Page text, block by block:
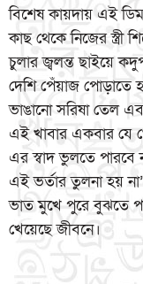
বিশেষ কায়দায় এই
কাছ থেকে নিজের স্ত্রী
চুলার জ্বলন্ত ছাইয়ে
দেশি পেঁয়াজ পোড়াতে
ভাঙানো সরিষা তেল
এই খাবার একবার যে
এর স্বাদ ভুলতে পারবে
এই ভর্তার তুলনা হয়
ভাত মুখে পুরে বুঝতে
খেয়েছে জীবনে।